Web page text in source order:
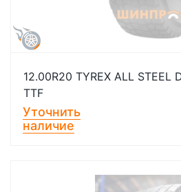
12.00R20 TYREX ALL STEEL
TTF
Уточнить
наличие